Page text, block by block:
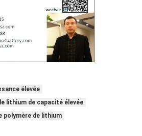
élevée
lithium de capacité élevée
polymère de lithium